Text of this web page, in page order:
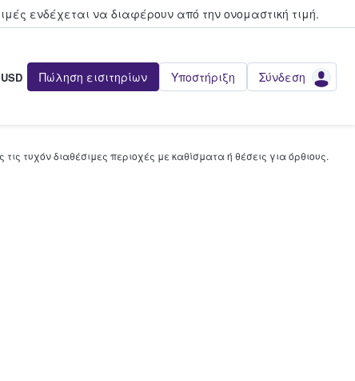
ενδέχεται να διαφέρουν από την oνομαστική τιμή.
USD Πώληση εισιτηρίων Υποστήριξη Σύνδεση
τυχόν διαθέσιμες περιοχές με καθίσματα ή θέσεις για όρθιους.